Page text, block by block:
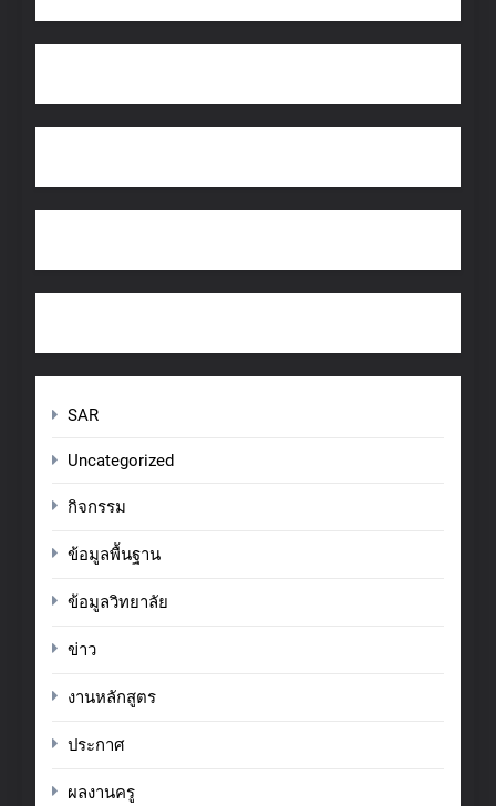
SAR
Uncategorized
กิจกรรม
ข้อมูลพื้นฐาน
ข้อมูลวิทยาลัย
ข่าว
งานหลักสูตร
ประกาศ
ผลงานครู